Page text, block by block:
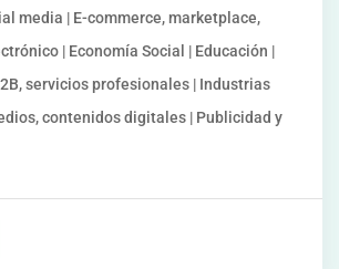
media | E-commerce, marketplace,
| Economía Social | Educación |
servicios profesionales | Industrias
contenidos digitales | Publicidad y